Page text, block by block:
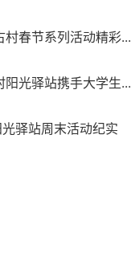
春节系列活动精彩...
光驿站携手大学生...
驿站周末活动纪实